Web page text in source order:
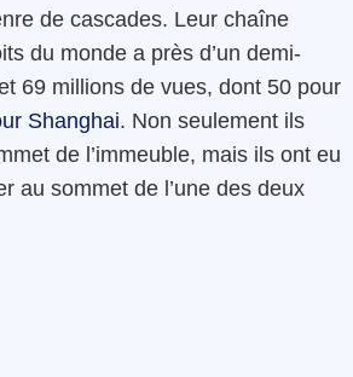
de cascades. Leur chaîne
du monde a près d’un demi-
69 millions de vues, dont 50 pour
Shanghai. Non seulement ils
de l’immeuble, mais ils ont eu
au sommet de l’une des deux